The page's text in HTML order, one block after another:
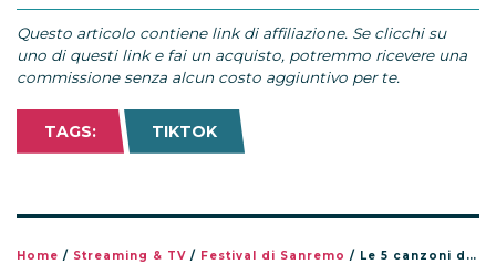
Questo articolo contiene link di affiliazione. Se clicchi su
uno di questi link e fai un acquisto, potremmo ricevere una
commissione senza alcun costo aggiuntivo per te.
TAGS: TIKTOK
Home / Streaming & TV / Festival di Sanremo / Le 5 canzoni di Sanremo 2026 più usate su TikTok